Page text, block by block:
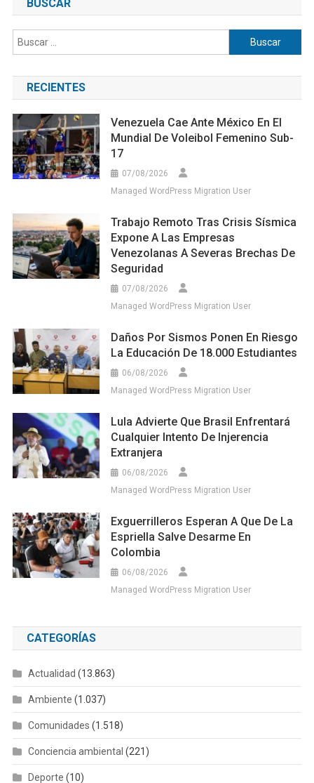
de
entradas
BUSCAR
Buscar:
RECIENTES
Venezuela Cae Ante México En El
Mundial De Voleibol Femenino Sub-
17
07/08/2026
Managed WordPress Migration User
Trabajo Remoto Tras Crisis Sísmica
Expone A Las Empresas
Venezolanas A Severas Brechas De
Seguridad
07/08/2026
Managed WordPress Migration User
Daños Por Sismos Ponen En Riesgo
La Educación De 18.000 Estudiantes
06/08/2026
Managed WordPress Migration User
Lula Advierte Que Brasil Enfrentará
Cualquier Intento De Injerencia
Extranjera
06/08/2026
Managed WordPress Migration User
Exguerrilleros Esperan A Que De La
Espriella Salve Desarme En
Colombia
06/08/2026
Managed WordPress Migration User
CATEGORÍAS
Actualidad (13.863)
Ambiente (1.037)
Comunidades (1.518)
Conciencia ambiental (221)
Deporte (10)